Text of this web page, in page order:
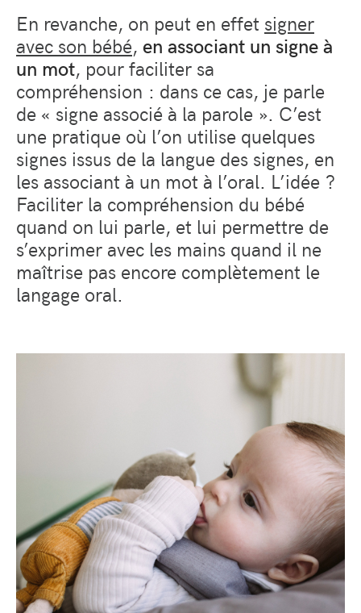
En revanche, on peut en effet signer
avec son bébé, en associant un signe à
un mot, pour faciliter sa
compréhension : dans ce cas, je parle
de « signe associé à la parole ». C’est
une pratique où l’on utilise quelques
signes issus de la langue des signes, en
les associant à un mot à l’oral. L’idée ?
Faciliter la compréhension du bébé
quand on lui parle, et lui permettre de
s’exprimer avec les mains quand il ne
maîtrise pas encore complètement le
langage oral.